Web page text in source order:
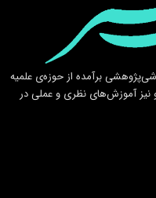
برآمده از حوزه‌ی علميه
نيز آموزش‌هاى نظرى و عملى در